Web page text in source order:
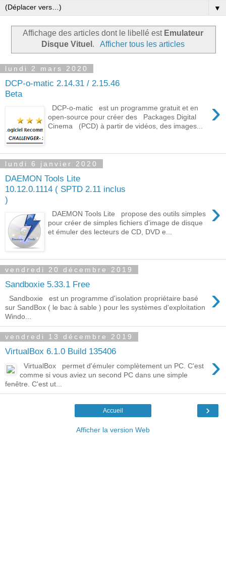
▼
Affichage des articles dont le libellé est Emulateur
Disque Vituel . Afficher tous les articles
lundi 2 mars 2020
DCP-o-matic 2.14.31 / 2.15.46
Beta
›
DCP-o-matic est un programme gratuit et en
open-source pour créer des Packages Digital
Cinema (PCD) à partir de vidéos, des images...
lundi 6 janvier 2020
DAEMON Tools Lite
10.12.0.1114 ( SPTD 2.11 inclus
)
›
DAEMON Tools Lite propose des outils simples
pour créer de simples fichiers d'image de disque
et émuler des lecteurs de CD, DVD e...
vendredi 20 décembre 2019
Sandboxie 5.33.1 Free ›
Sandboxie est un programme d'isolation propriétaire basé
sur SandBox ( le bac à sable ) pour les systèmes d'exploitation
Windo...
vendredi 13 décembre 2019
VirtualBox 6.1.0 Build 135406 ›
VirtualBox permet d'émuler complètement un PC. C'est
comme si vous aviez un second PC dans une simple
fenêtre. C'est ut...
›
Accueil
Afficher la version Web